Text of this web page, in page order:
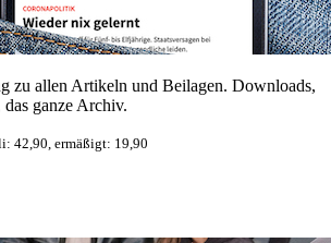
zu allen Artikeln und Beilagen. Downloads,
das ganze Archiv.
42,90, ermäßigt: 19,90